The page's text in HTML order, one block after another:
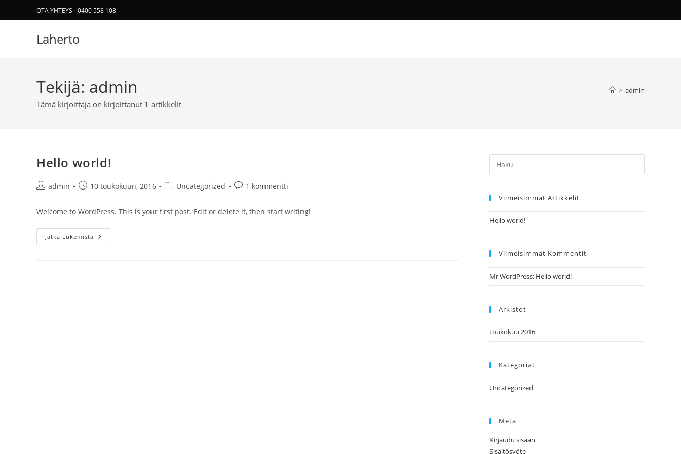
suoraan
OTA YHTEYS - 0400 558 108
Laherto
Tekijä: admin
Tämä kirjoittaja on kirjoittanut 1 artikkelit
> admin
Hello world!
Artikkelin
admin
Artikkeli
10 toukokuun, 2016
Artikkelin
Uncategorized
Artikkelin
1 kommentti
Welcome to WordPress. This is your first post. Edit or delete it, then start writing!
Jatka Lukemista Hello
World!
Escape
Viimeisimmät Artikkelit
Hello world!
Viimeisimmät Kommentit
Mr WordPress: Hello world!
Arkistot
toukokuu 2016
Kategoriat
Uncategorized
Meta
Kirjaudu sisään
Sisältösyöte